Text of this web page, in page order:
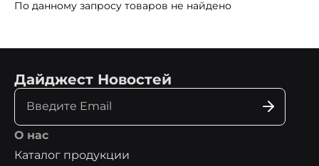
По данному запросу товаров не найдено
Дайджест Новостей
О нас
Каталог продукции